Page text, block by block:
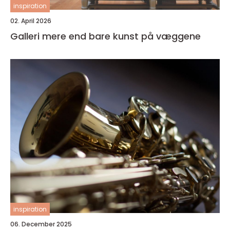
inspiration
02. April 2026
Galleri mere end bare kunst på væggene
inspiration
06. December 2025